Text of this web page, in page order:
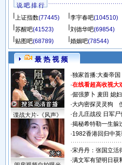
说 吧 排 行
上证指数(77445) 李宇春吧(104510)
苏醒吧(41523) 刘德华吧(69854)
贴图吧(68789) 婚姻吧(78544)
最 热 视 频
谍战大片-《风声》
·独家首播:大秦帝国
·在线看超高收视大
·倔强萝卜 麦田 媳
·大内密探灵灵狗
·台儿庄战役 日军
·揭秘希特勒一生躲
·1982香港回归中
·宋丹丹：张国立活
·满文军有望明日获